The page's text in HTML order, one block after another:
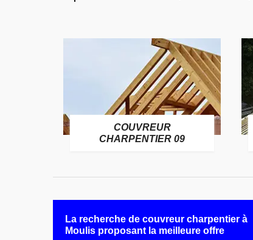
COUVREUR
CHARPENTIER 09
La recherche de couvreur charpentier à
Moulis proposant la meilleure offre